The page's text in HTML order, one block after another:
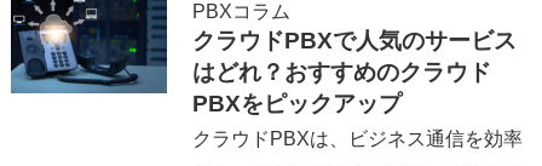
PBXコラム
クラウドPBXで人気のサービス
はどれ？おすすめのクラウド
PBXをピックアップ
クラウドPBXは、ビジネス通信を効率